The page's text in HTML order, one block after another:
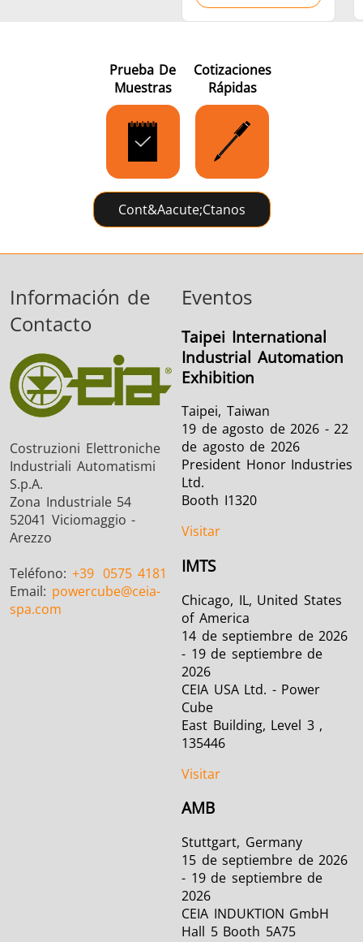
Prueba De
Muestras
Cotizaciones
Rápidas
Cont&aacute;ctanos
Información de
Contacto
Costruzioni Elettroniche
Industriali Automatismi
S.p.A.
Zona Industriale 54
52041 Viciomaggio -
Arezzo
Teléfono: +39 0575 4181
Email: powercube@ceia-
spa.com
Eventos
Taipei International
Industrial Automation
Exhibition
Taipei, Taiwan
19 de agosto de 2026 - 22
de agosto de 2026
President Honor Industries
Ltd.
Booth I1320
Visitar
IMTS
Chicago, IL, United States
of America
14 de septiembre de 2026
- 19 de septiembre de
2026
CEIA USA Ltd. - Power
Cube
East Building, Level 3 ,
135446
Visitar
AMB
Stuttgart, Germany
15 de septiembre de 2026
- 19 de septiembre de
2026
CEIA INDUKTION GmbH
Hall 5 Booth 5A75